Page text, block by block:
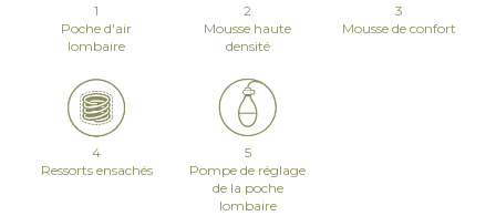
1
Poche d'air
lombaire
4
Ressorts ensachés
2
Mousse haute
densité
5
Pompe de réglage
de la poche
lombaire
3
Mousse de confort